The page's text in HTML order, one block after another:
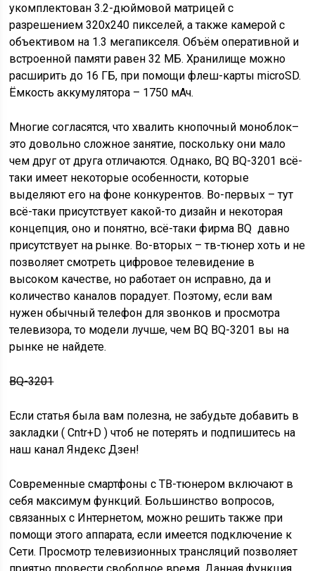
укомплектован 3.2-дюймовой матрицей с
разрешением 320х240 пикселей, а также камерой с
объективом на 1.3 мегапикселя. Объём оперативной и
встроенной памяти равен 32 МБ. Хранилище можно
расширить до 16 ГБ, при помощи флеш-карты microSD.
Ёмкость аккумулятора – 1750 мАч.
Многие согласятся, что хвалить кнопочный моноблок–
это довольно сложное занятие, поскольку они мало
чем друг от друга отличаются. Однако, BQ BQ-3201 всё-
таки имеет некоторые особенности, которые
выделяют его на фоне конкурентов. Во-первых – тут
всё-таки присутствует какой-то дизайн и некоторая
концепция, оно и понятно, всё-таки фирма BQ давно
присутствует на рынке. Во-вторых – тв-тюнер хоть и не
позволяет смотреть цифровое телевидение в
высоком качестве, но работает он исправно, да и
количество каналов порадует. Поэтому, если вам
нужен обычный телефон для звонков и просмотра
телевизора, то модели лучше, чем BQ BQ-3201 вы на
рынке не найдете.
BQ-3201
Если статья была вам полезна, не забудьте добавить в
закладки ( Cntr+D ) чтоб не потерять и подпишитесь на
наш канал Яндекс Дзен!
Современные смартфоны с ТВ-тюнером включают в
себя максимум функций. Большинство вопросов,
связанных с Интернетом, можно решить также при
помощи этого аппарата, если имеется подключение к
Сети. Просмотр телевизионных трансляций позволяет